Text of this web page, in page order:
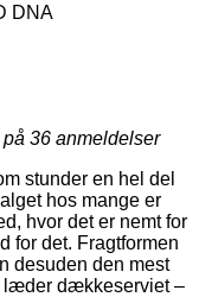
DNA
36 anmeldelser
stunder en hel del
hos mange er
hvor det er nemt for
for det. Fragtformen
desuden den mest
læder dækkeserviet –